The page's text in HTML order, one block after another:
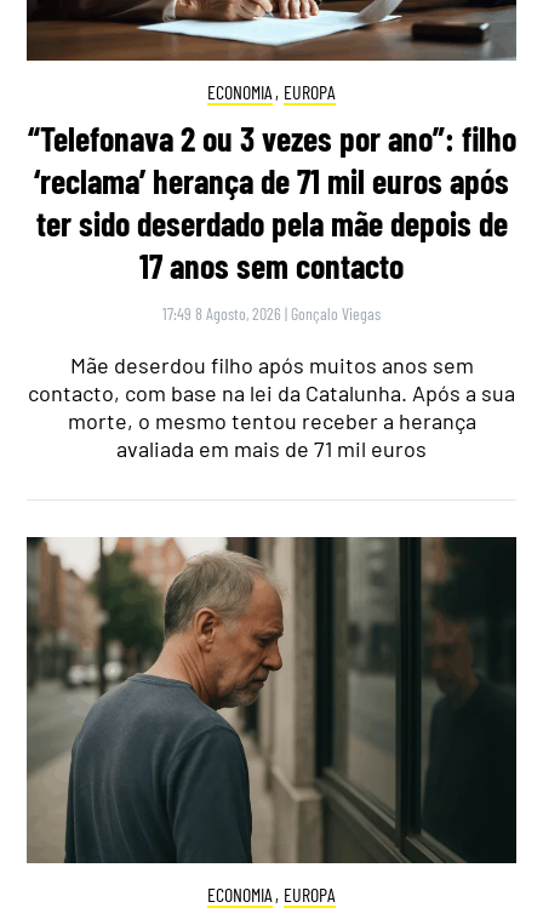
ECONOMIA , EUROPA
“Telefonava 2 ou 3 vezes por ano”: filho
‘reclama’ herança de 71 mil euros após
ter sido deserdado pela mãe depois de
17 anos sem contacto
17:49 8 Agosto, 2026 | Gonçalo Viegas
Mãe deserdou filho após muitos anos sem
contacto, com base na lei da Catalunha. Após a sua
morte, o mesmo tentou receber a herança
avaliada em mais de 71 mil euros
ECONOMIA , EUROPA